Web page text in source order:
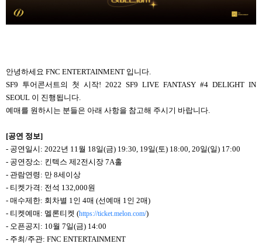
안녕하세요 FNC ENTERTAINMENT 입니다.
SF9 투어콘서트의 첫 시작! 2022 SF9 LIVE FANTASY #4 DELIGHT IN
SEOUL 이 진행됩니다.
예매를 원하시는 분들은 아래 사항을 참고해 주시기 바랍니다.
[공연 정보]
- 공연일시: 2022년 11월 18일(금) 19:30, 19일(토) 18:00, 20일(일) 17:00
- 공연장소: 킨텍스 제2전시장 7A홀
- 관람연령: 만 8세이상
- 티켓가격: 전석 132,000원
- 매수제한: 회차별 1인 4매 (선예매 1인 2매)
- 티켓예매: 멜론티켓 (https://ticket.melon.com/)
- 오픈공지: 10월 7일(금) 14:00
- 주최/주관: FNC ENTERTAINMENT